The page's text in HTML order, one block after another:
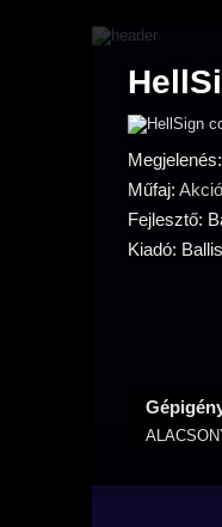
Műfaj: Akció
Fejlesztő:
Kiadó: